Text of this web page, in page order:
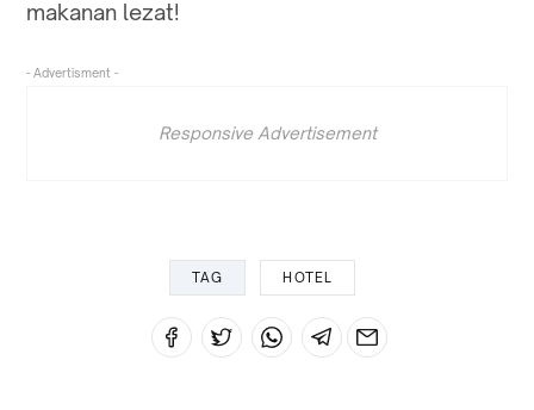
makanan lezat!
- Advertisment -
Responsive Advertisement
TAG HOTEL